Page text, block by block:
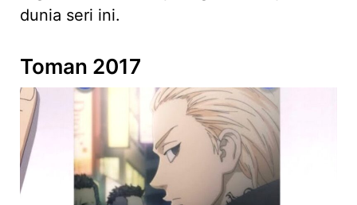
dunia seri ini.
Toman 2017